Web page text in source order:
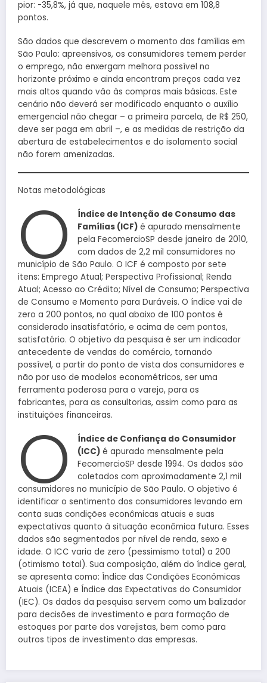
pior: -35,8%, já que, naquele mês, estava em 108,8
pontos.
São dados que descrevem o momento das famílias em
São Paulo: apreensivos, os consumidores temem perder
o emprego, não enxergam melhora possível no
horizonte próximo e ainda encontram preços cada vez
mais altos quando vão às compras mais básicas. Este
cenário não deverá ser modificado enquanto o auxílio
emergencial não chegar – a primeira parcela, de R$ 250,
deve ser paga em abril –, e as medidas de restrição da
abertura de estabelecimentos e do isolamento social
não forem amenizadas.
Notas metodológicas
O
Índice de Intenção de Consumo das
Famílias (ICF)é apurado mensalmente
pela FecomercioSP desde janeiro de 2010,
com dados de 2,2 mil consumidores no
município de São Paulo. O ICF é composto por sete
itens: Emprego Atual; Perspectiva Profissional; Renda
Atual; Acesso ao Crédito; Nível de Consumo; Perspectiva
de Consumo e Momento para Duráveis. O índice vai de
zero a 200 pontos, no qual abaixo de 100 pontos é
considerado insatisfatório, e acima de cem pontos,
satisfatório. O objetivo da pesquisa é ser um indicador
antecedente de vendas do comércio, tornando
possível, a partir do ponto de vista dos consumidores e
não por uso de modelos econométricos, ser uma
ferramenta poderosa para o varejo, para os
fabricantes, para as consultorias, assim como para as
instituições financeiras.
O
Índice de Confiança do Consumidor
(ICC)é apurado mensalmente pela
FecomercioSP desde 1994. Os dados são
coletados com aproximadamente 2,1 mil
consumidores no município de São Paulo. O objetivo é
identificar o sentimento dos consumidores levando em
conta suas condições econômicas atuais e suas
expectativas quanto à situação econômica futura. Esses
dados são segmentados por nível de renda, sexo e
idade. O ICC varia de zero (pessimismo total) a 200
(otimismo total). Sua composição, além do índice geral,
se apresenta como: Índice das Condições Econômicas
Atuais (ICEA) e Índice das Expectativas do Consumidor
(IEC). Os dados da pesquisa servem como um balizador
para decisões de investimento e para formação de
estoques por parte dos varejistas, bem como para
outros tipos de investimento das empresas.